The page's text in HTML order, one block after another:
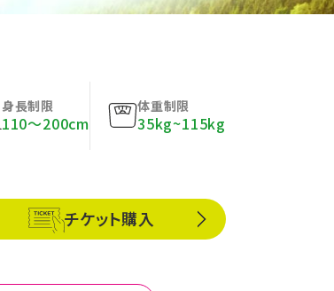
身長制限
110〜200cm
体重制限
35kg~115kg
チケット購入